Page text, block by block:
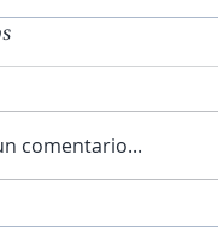
de la esperanza |
comentario...